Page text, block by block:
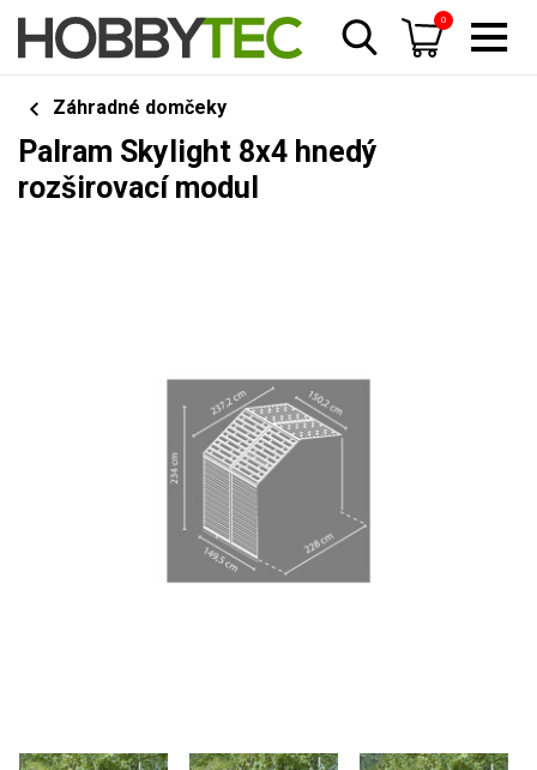
0
Záhradné domčeky
Palram Skylight 8x4 hnedý
rozširovací modul